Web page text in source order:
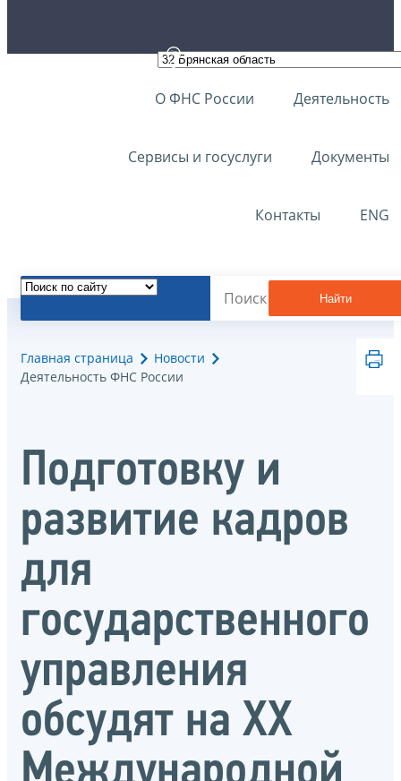
О ФНС России Деятельность
Сервисы и госуслуги Документы
Контакты ENG
Найти
Главная страница
Новости
Деятельность ФНС России
Подготовку и
развитие кадров
для
государственного
управления
обсудят на XX